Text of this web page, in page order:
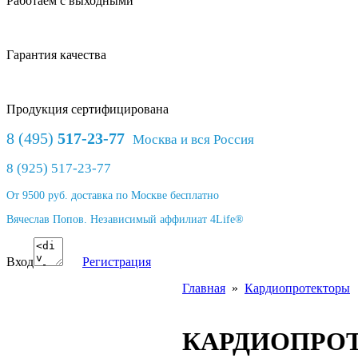
Гарантия качества
Продукция сертифицирована
8 (495) 517-23-77 Москва и вся Россия
8 (925) 517-23-77
От 9500 руб. доставка по Москве бесплатно
Вячеслав Попов. Независимый аффилиат 4Life®
Вход Регистрация
Главная » Кардиопротекторы